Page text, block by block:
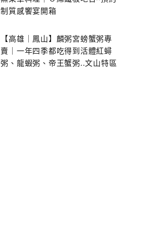
制質感饗宴開箱
【高雄｜鳳山】麟粥宮螃蟹粥專
賣｜一年四季都吃得到活體紅蟳
粥、龍蝦粥、帝王蟹粥..文山特區